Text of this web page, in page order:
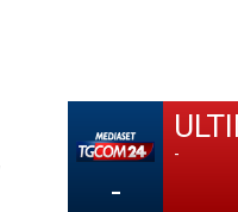
-
-